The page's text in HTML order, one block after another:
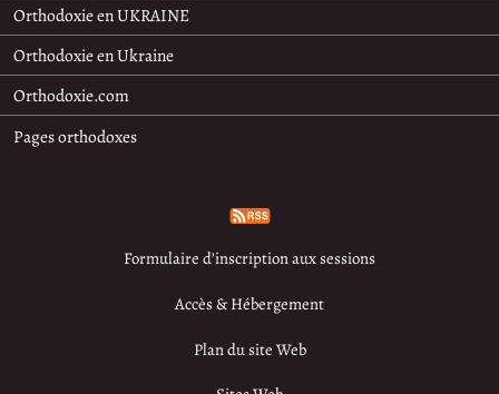
Orthodoxie en UKRAINE
Orthodoxie en Ukraine
Orthodoxie.com
Pages orthodoxes
Formulaire d’inscription aux sessions
Accès & Hébergement
Plan du site Web